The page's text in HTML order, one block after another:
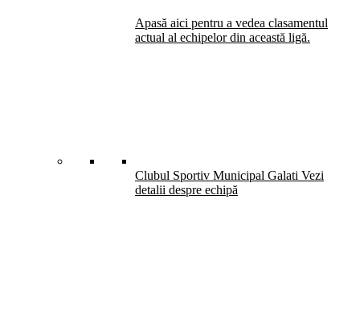
Apasă aici pentru a vedea clasamentul
actual al echipelor din această ligă.
Clubul Sportiv Municipal Galati Vezi
detalii despre echipă